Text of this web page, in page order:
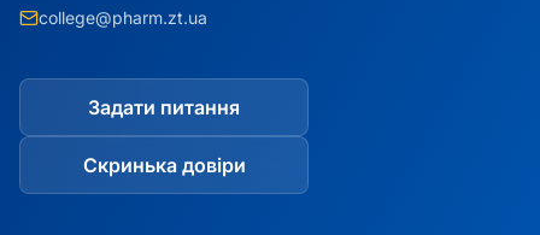
college@pharm.zt.ua
Задати питання
Скринька довіри